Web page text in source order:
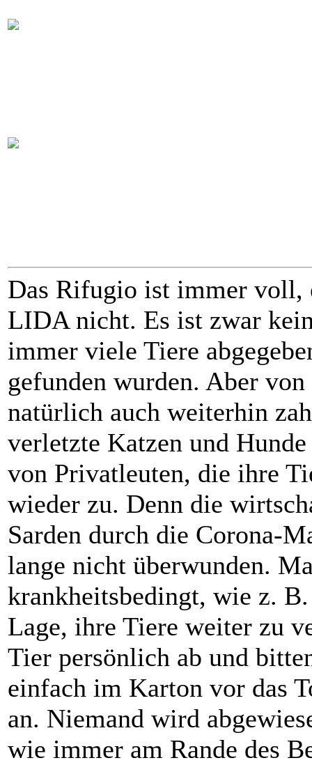
Das Rifugio ist immer voll,
LIDA nicht. Es ist zwar
immer viele Tiere
gefunden wurden. Aber
natürlich auch weiterhin
verletzte Katzen und
von Privatleuten, die ihre
wieder zu. Denn die
Sarden durch die Corona-
lange nicht überwunden.
krankheitsbedingt, wie z.
Lage, ihre Tiere weiter zu
Tier persönlich ab und
einfach im Karton vor das
an. Niemand wird
wie immer am Rande des